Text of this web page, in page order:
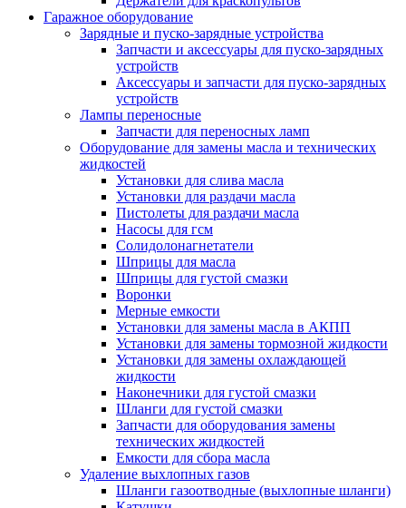
Гаражное оборудование
Зарядные и пуско-зарядные устройства
Запчасти и аксессуары для пуско-зарядных
устройств
Аксессуары и запчасти для пуско-зарядных
устройств
Лампы переносные
Запчасти для переносных ламп
Оборудование для замены масла и технических
жидкостей
Установки для слива масла
Установки для раздачи масла
Пистолеты для раздачи масла
Насосы для гсм
Солидолонагнетатели
Шприцы для масла
Шприцы для густой смазки
Воронки
Мерные емкости
Установки для замены масла в АКПП
Установки для замены тормозной жидкости
Установки для замены охлаждающей
жидкости
Наконечники для густой смазки
Шланги для густой смазки
Запчасти для оборудования замены
технических жидкостей
Емкости для сбора масла
Удаление выхлопных газов
Шланги газоотводные (выхлопные шланги)